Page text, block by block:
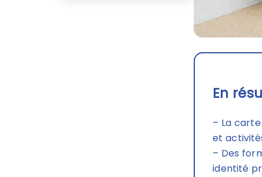
En
– La
et
– Des
identité